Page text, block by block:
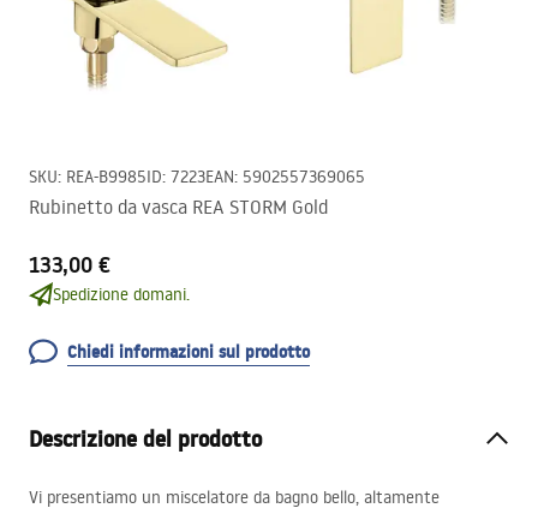
SKU: REA-B9985ID: 7223EAN: 5902557369065
Rubinetto da vasca REA STORM Gold
133,00 €
Spedizione domani.
Chiedi informazioni sul prodotto
Descrizione del prodotto
Vi presentiamo un miscelatore da bagno bello, altamente